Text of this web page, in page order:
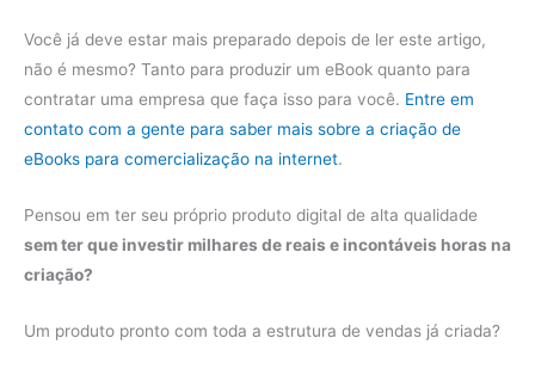
Você já deve estar mais preparado depois de ler este artigo,
não é mesmo? Tanto para produzir um eBook quanto para
contratar uma empresa que faça isso para você. Entre em
contato com a gente para saber mais sobre a criação de
eBooks para comercialização na internet.
Pensou em ter seu próprio produto digital de alta qualidade
sem ter que investir milhares de reais e incontáveis horas na
criação?
Um produto pronto com toda a estrutura de vendas já criada?